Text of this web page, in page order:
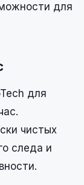
для
для
чистых
следа и